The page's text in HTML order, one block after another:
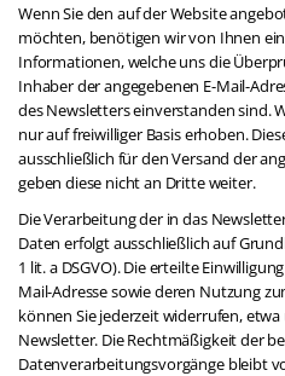
Wenn Sie den auf der Website
möchten, benötigen wir von Ihnen
Informationen, welche uns die
Inhaber der angegebenen E-Mail-
des Newsletters einverstanden sind.
nur auf freiwilliger Basis erhoben.
ausschließlich für den Versand der
geben diese nicht an Dritte weiter.
Die Verarbeitung der in das
Daten erfolgt ausschließlich auf
1 lit. a DSGVO). Die erteilte
Mail-Adresse sowie deren Nutzung
können Sie jederzeit widerrufen,
Newsletter. Die Rechtmäßigkeit der
Datenverarbeitungsvorgänge bleibt